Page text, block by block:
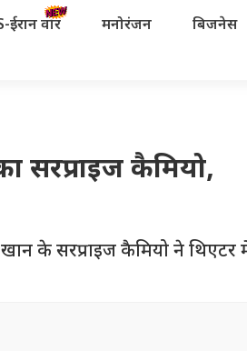
ईरान वॉर मनोरंजन बिजनेस
सरप्राइज कैमियो,
के सरप्राइज कैमियो ने